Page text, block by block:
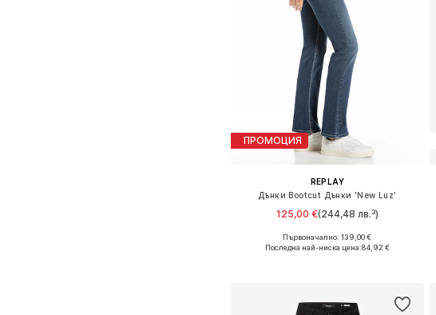
ПРОМОЦИЯ
REPLAY
Дънки Bootcut Дънки 'New Luz'
125,00 €(244,48 лв.³)
+4
Предлага се в много размери
Първоначално: 139,00 €
Последна най-ниска цена:84,92 €